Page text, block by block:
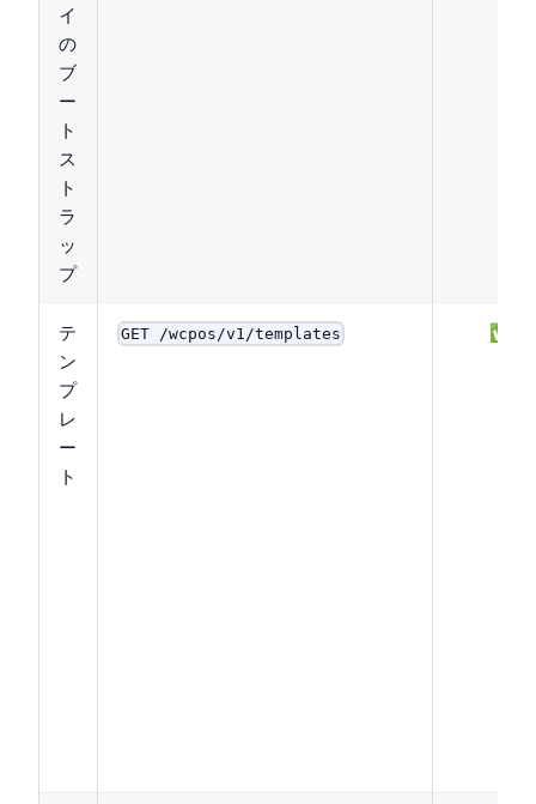
イ
の
ブ
ー
ト
ス
ト
ラ
ッ
プ
テ
ン
プ
レ
ー
ト
GET /wcpos/v1/templates ✅